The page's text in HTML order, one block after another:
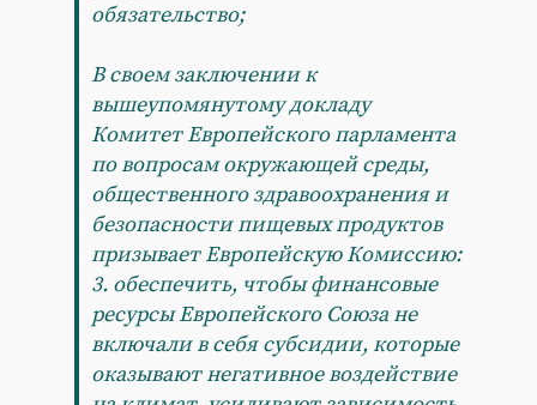
обязательство;
В своем заключении к
вышеупомянутому докладу
Комитет Европейского парламента
по вопросам окружающей среды,
общественного здравоохранения и
безопасности пищевых продуктов
призывает Европейскую Комиссию:
3. обеспечить, чтобы финансовые
ресурсы Европейского Союза не
включали в себя субсидии, которые
оказывают негативное воздействие